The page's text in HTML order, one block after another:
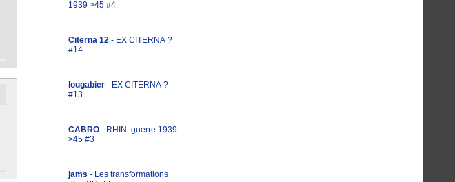
1939 >45 #4
Citerna 12 - EX CITERNA ?
#14
lougabier - EX CITERNA ?
#13
CABRO - RHIN: guerre 1939
>45 #3
jams - Les transformations